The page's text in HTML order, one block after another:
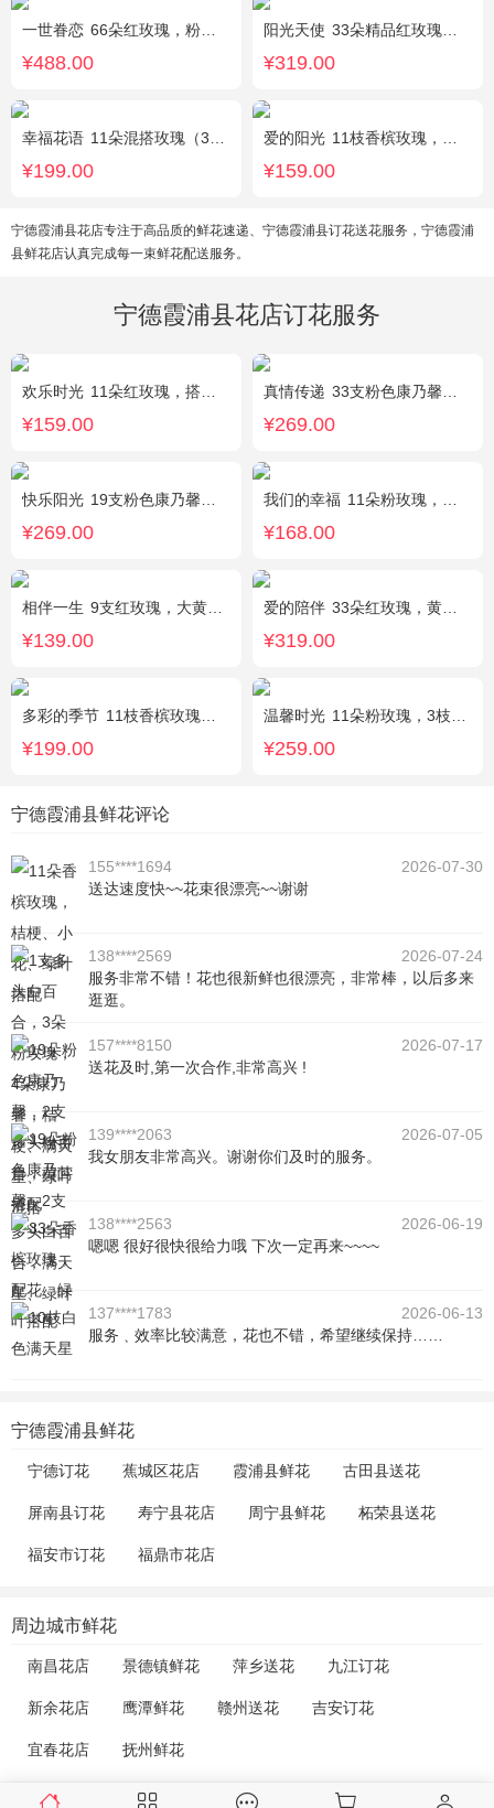
一世眷恋 66朵红玫瑰，粉色石竹梅外围丰满围边，黑色丝带搭配
¥488.00
阳光天使 33朵精品红玫瑰，外围搭配适量红色、粉色、白色石竹梅。
¥319.00
幸福花语 11朵混搭玫瑰（3支红玫瑰、3支粉玫瑰、3支白玫瑰、2支香槟玫瑰），搭配适量黄莺、栀子叶，随机赠送1只可爱小熊。
¥199.00
爱的阳光 11枝香槟玫瑰，间插白色满天星、白色桔梗、尤加利叶
¥159.00
宁德霞浦县花店专注于高品质的鲜花速递、宁德霞浦县订花送花服务，宁德霞浦
县鲜花店认真完成每一束鲜花配送服务。
宁德霞浦县花店订花服务
欢乐时光 11朵红玫瑰，搭配适量红色石竹梅、叶上黄金间插。
¥159.00
真情传递 33支粉色康乃馨，搭配黄莺、满天星。
¥269.00
快乐阳光 19支粉色康乃馨，3支多头白百合，绿叶、黄莺点缀。
¥269.00
我们的幸福 11朵粉玫瑰，银叶菊，尤加利搭配
¥168.00
相伴一生 9支红玫瑰，大黄莺.满天星搭配。
¥139.00
爱的陪伴 33朵红玫瑰，黄莺间插点缀，白色满天星外围点缀搭配
¥319.00
多彩的季节 11枝香槟玫瑰，2枝多头白百合，栀子叶搭配
¥199.00
温馨时光 11朵粉玫瑰，3枝多头粉百合，黄莺搭配
¥259.00
宁德霞浦县鲜花评论
155****1694
2026-07-30
送达速度快~~花束很漂亮~~谢谢
138****2569
2026-07-24
服务非常不错！花也很新鲜也很漂亮，非常棒，以后多来
逛逛。
157****8150
2026-07-17
送花及时,第一次合作,非常高兴 !
139****2063
2026-07-05
我女朋友非常高兴。谢谢你们及时的服务。
138****2563
2026-06-19
嗯嗯 很好很快很给力哦 下次一定再来~~~~
137****1783
2026-06-13
服务﹑效率比较满意，花也不错，希望继续保持……
宁德霞浦县鲜花
宁德订花 蕉城区花店 霞浦县鲜花 古田县送花
屏南县订花 寿宁县花店 周宁县鲜花 柘荣县送花
福安市订花 福鼎市花店
周边城市鲜花
南昌花店 景德镇鲜花 萍乡送花 九江订花
新余花店 鹰潭鲜花 赣州送花 吉安订花
宜春花店 抚州鲜花